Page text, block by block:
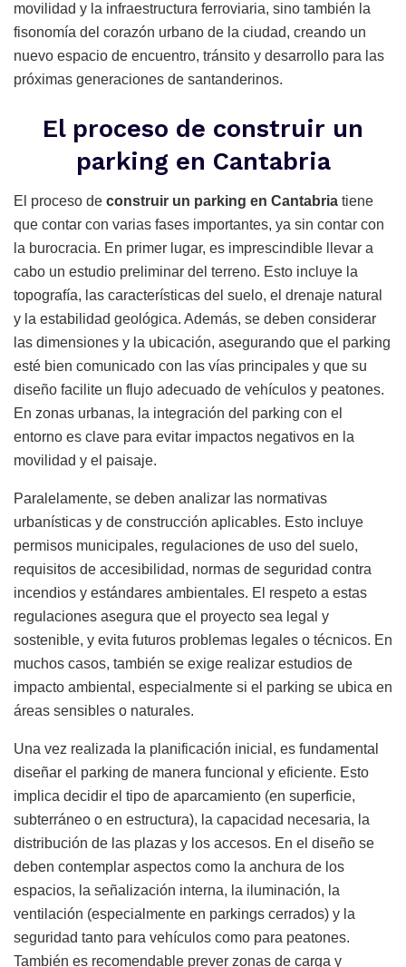
movilidad y la infraestructura ferroviaria, sino también la
fisonomía del corazón urbano de la ciudad, creando un
nuevo espacio de encuentro, tránsito y desarrollo para las
próximas generaciones de santanderinos.
El proceso de construir un
parking en Cantabria
El proceso de construir un parking en Cantabria tiene
que contar con varias fases importantes, ya sin contar con
la burocracia. En primer lugar, es imprescindible llevar a
cabo un estudio preliminar del terreno. Esto incluye la
topografía, las características del suelo, el drenaje natural
y la estabilidad geológica. Además, se deben considerar
las dimensiones y la ubicación, asegurando que el parking
esté bien comunicado con las vías principales y que su
diseño facilite un flujo adecuado de vehículos y peatones.
En zonas urbanas, la integración del parking con el
entorno es clave para evitar impactos negativos en la
movilidad y el paisaje.
Paralelamente, se deben analizar las normativas
urbanísticas y de construcción aplicables. Esto incluye
permisos municipales, regulaciones de uso del suelo,
requisitos de accesibilidad, normas de seguridad contra
incendios y estándares ambientales. El respeto a estas
regulaciones asegura que el proyecto sea legal y
sostenible, y evita futuros problemas legales o técnicos. En
muchos casos, también se exige realizar estudios de
impacto ambiental, especialmente si el parking se ubica en
áreas sensibles o naturales.
Una vez realizada la planificación inicial, es fundamental
diseñar el parking de manera funcional y eficiente. Esto
implica decidir el tipo de aparcamiento (en superficie,
subterráneo o en estructura), la capacidad necesaria, la
distribución de las plazas y los accesos. En el diseño se
deben contemplar aspectos como la anchura de los
espacios, la señalización interna, la iluminación, la
ventilación (especialmente en parkings cerrados) y la
seguridad tanto para vehículos como para peatones.
También es recomendable prever zonas de carga y